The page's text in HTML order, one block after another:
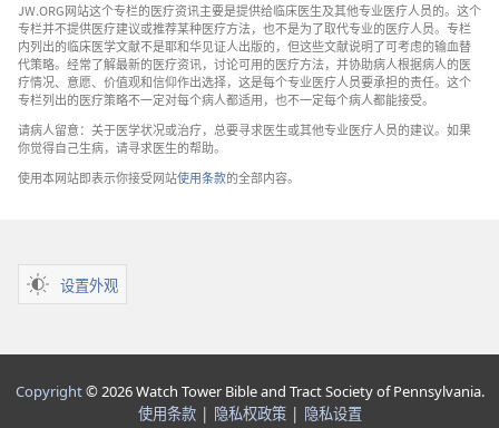
JW.ORG网站这个专栏的医疗资讯主要是提供给临床医生及其他专业医疗人员的。这个
专栏并不提供医疗建议或推荐某种医疗方法，也不是为了取代专业的医疗人员。专栏
内列出的临床医学文献不是耶和华见证人出版的，但这些文献说明了可考虑的输血替
代策略。经常了解最新的医疗资讯，讨论可用的医疗方法，并协助病人根据病人的医
疗情况、意愿、价值观和信仰作出选择，这是每个专业医疗人员要承担的责任。这个
专栏列出的医疗策略不一定对每个病人都适用，也不一定每个病人都能接受。
请病人留意：关于医学状况或治疗，总要寻求医生或其他专业医疗人员的建议。如果
你觉得自己生病，请寻求医生的帮助。
使用本网站即表示你接受网站使用条款的全部内容。
设置外观
Copyright© 2026 Watch Tower Bible and Tract Society of Pennsylvania.
使用条款| 隐私权政策| 隐私设置